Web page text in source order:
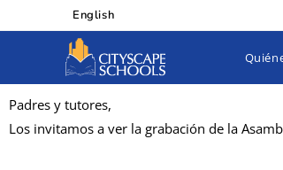
English
Padres y tutores,
Los invitamos a ver la grabación de la